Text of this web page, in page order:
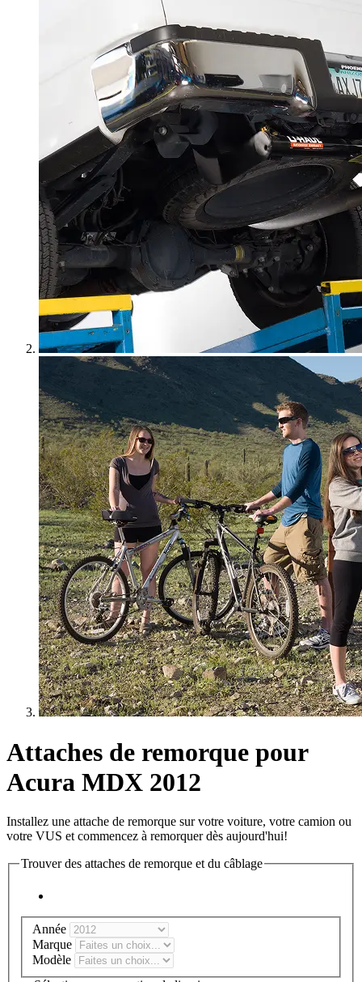
Attaches de remorque pour
Acura MDX 2012
Installez une attache de remorque sur votre voiture, votre camion ou
votre VUS et commencez à remorquer dès aujourd'hui!
Trouver des attaches de remorque et du câblage
Année
Marque
Modèle